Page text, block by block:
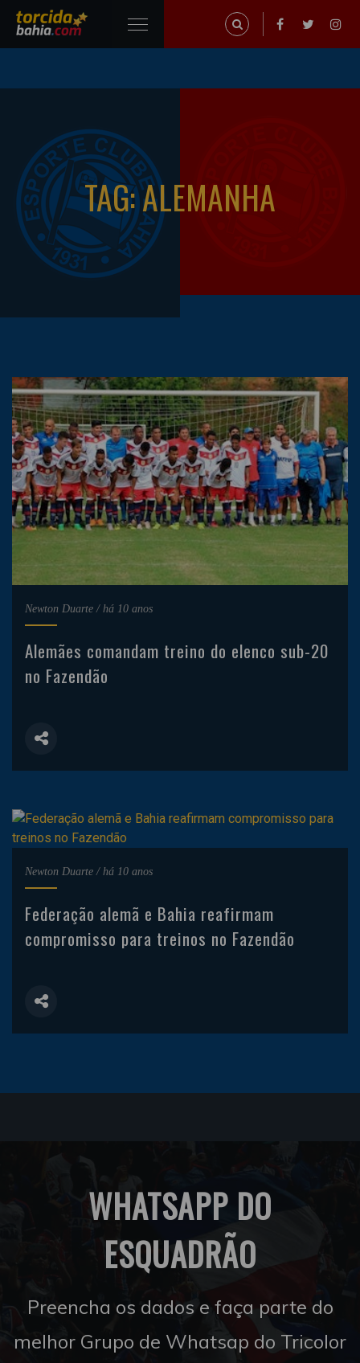
TAG: ALEMANHA
Newton Duarte / há 10 anos
Alemães comandam treino do elenco sub-20
no Fazendão
Newton Duarte / há 10 anos
Federação alemã e Bahia reafirmam
compromisso para treinos no Fazendão
WHATSAPP DO
ESQUADRÃO
Preencha os dados e faça parte do
melhor Grupo de Whatsap do Tricolor